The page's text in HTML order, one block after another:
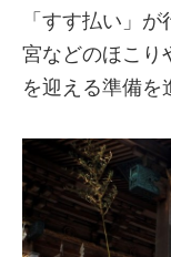
「すす払い」
宮などのほこり
を迎える準備を